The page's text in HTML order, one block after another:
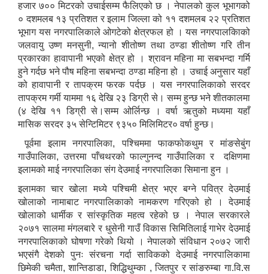
हजार ७०० मिटरको उचाईसम्म फैलिएको छ । नेपालको कुल भूभागको
० दशमलब १३ प्रतिशत र इलाम जिल्ला को ११ दशमलब २२ प्रतिशत
भूभाग यस नगरपालिकाले ओगटेको क्षेत्रफल हो । यस नगरपालकिाको
जलवायु उष्ण मनसुनी, न्यानो शीतोष्ण तथा ठण्डा शीतोष्ण गरि तीन
प्रकारका हावापानी भएको क्षेत्र हो । श्रावन महिना मा सबभन्दा गर्मि
हुने गर्दछ भने पौष महिना सबभन्दा ठण्डा महिना हो । उचाई अनुसार यहाँ
को हावापानी र तापक्रम फरक पर्दछ । यस नगरपालिकाको सरदर
तापक्रम गर्मी याममा १६ देखि २३ डिग्री से। सम्म हुन्छ भने शीतकालमा
(४ देखि ११ डिग्री से।सम्म ओर्लिन्छ । वर्षा ऋतुको मध्यमा यहाँ
मासिक सरदर ३५ सेन्टिमिटर ९३५० मिलिमिटर० वर्षा हुन्छ।
पूर्वमा इलाम नगरपालिका, पश्चिममा फाकफोकथुम र मांङसेबुंग
गाउँपालिका, उत्तरमा पाँचथरको फाल्गुनन्द गाउँपालिका र दक्षिणमा
इलामको माई नगरपालिका संग देउमाई नगरपालिका सिमाना हुन ।
इलामका चार खोला मध्ये पश्चिमी क्षेत्र भएर बग्ने पवित्र देउमाई
खोलाको नामाबाट नगरपालिकाको नामकरण गरिएको हो । देउमाई
खोलाको धार्मीक र सांस्कृतिक महत्व रहेको छ । नेपाल सरकारले
२०७१ सालमा मंगलबारे र धुसेनी गाउँ विकास सिमितिलाई गाभेर देउमाई
नगरपालिकाको घोषणा गरेको थियो । नेपालको संविधान २०७२ जारी
भएसंगै देशको पुनः संरचना गर्दा साविकको देउमाई नगरपालिकामा
छिमेकी चमैता, शान्तिडाडा, शिद्धिथुम्का , जितपुर र सांङरुम्बा गा.वि.स